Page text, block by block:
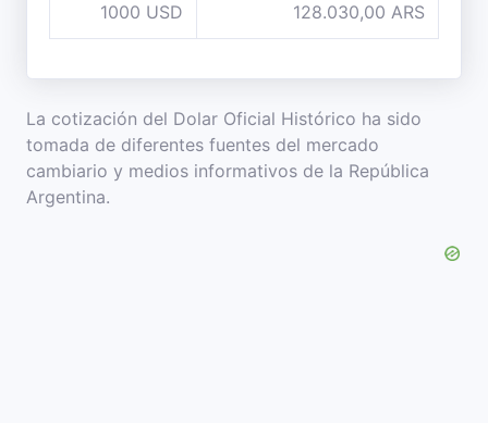
1000 USD 128.030,00 ARS
La cotización del Dolar Oficial Histórico ha sido
tomada de diferentes fuentes del mercado
cambiario y medios informativos de la República
Argentina.